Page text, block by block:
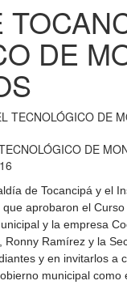
DE
DE
de Tocancipá y el
aprobaron el
y la empresa
Ronny Ramírez y la
y en invitarlos a
municipal